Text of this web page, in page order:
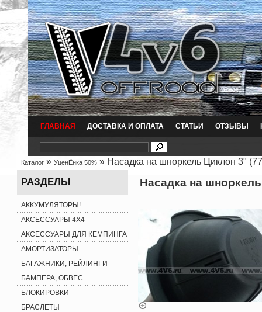
ГЛАВНАЯ ДОСТАВКА И ОПЛАТА СТАТЬИ ОТЗЫВЫ
Каталог » УценЁнка 50% » Насадка на шноркель Циклон 3"
РАЗДЕЛЫ
АККУМУЛЯТОРЫ!
АКСЕССУАРЫ 4X4
АКСЕССУАРЫ ДЛЯ КЕМПИНГА
АМОРТИЗАТОРЫ
БАГАЖНИКИ, РЕЙЛИНГИ
БАМПЕРА, ОБВЕС
БЛОКИРОВКИ
БРАСЛЕТЫ
Насадка на